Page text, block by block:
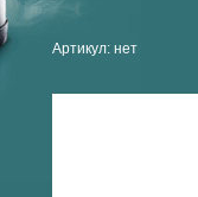
Артикул: нет